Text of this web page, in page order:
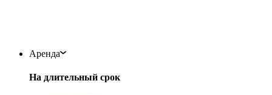
Аренда
На длительный срок